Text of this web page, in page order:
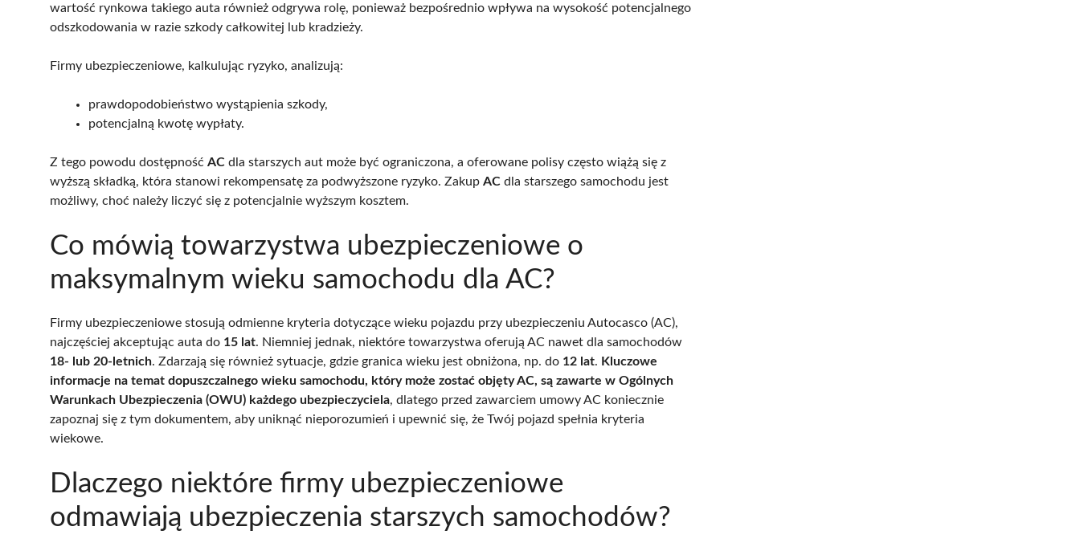
wartość rynkowa takiego auta również odgrywa rolę, ponieważ bezpośrednio wpływa na wysokość potencjalnego
odszkodowania w razie szkody całkowitej lub kradzieży.
Firmy ubezpieczeniowe, kalkulując ryzyko, analizują:
prawdopodobieństwo wystąpienia szkody,
potencjalną kwotę wypłaty.
Z tego powodu dostępność AC dla starszych aut może być ograniczona, a oferowane polisy często wiążą się z
wyższą składką, która stanowi rekompensatę za podwyższone ryzyko. Zakup AC dla starszego samochodu jest
możliwy, choć należy liczyć się z potencjalnie wyższym kosztem.
Co mówią towarzystwa ubezpieczeniowe o
maksymalnym wieku samochodu dla AC?
Firmy ubezpieczeniowe stosują odmienne kryteria dotyczące wieku pojazdu przy ubezpieczeniu Autocasco (AC),
najczęściej akceptując auta do 15 lat. Niemniej jednak, niektóre towarzystwa oferują AC nawet dla samochodów
18- lub 20-letnich. Zdarzają się również sytuacje, gdzie granica wieku jest obniżona, np. do 12 lat. Kluczowe
informacje na temat dopuszczalnego wieku samochodu, który może zostać objęty AC, są zawarte w Ogólnych
Warunkach Ubezpieczenia (OWU) każdego ubezpieczyciela, dlatego przed zawarciem umowy AC koniecznie
zapoznaj się z tym dokumentem, aby uniknąć nieporozumień i upewnić się, że Twój pojazd spełnia kryteria
wiekowe.
Dlaczego niektóre firmy ubezpieczeniowe
odmawiają ubezpieczenia starszych samochodów?